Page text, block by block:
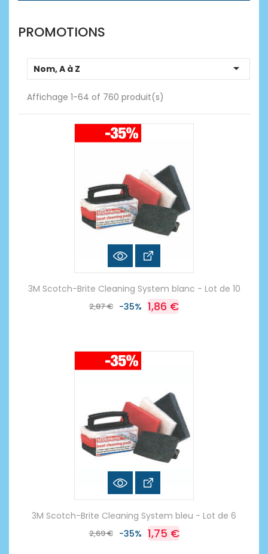
PROMOTIONS
Nom, A à Z 
Affichage 1-64 of 760 produit(s)
3M Scotch-Brite Cleaning System blanc - Lot de 10
2,87 € -35% 1,86 €
3M Scotch-Brite Cleaning System bleu - Lot de 6
2,69 € -35% 1,75 €